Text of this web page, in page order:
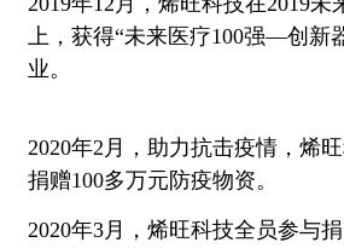
上，获得“未来医疗100强—创新
业。
2020年2月，助力抗击疫情，烯
捐赠100多万元防疫物资。
2020年3月，烯旺科技全员参与